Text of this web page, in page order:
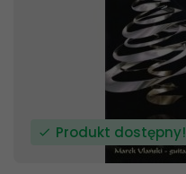
Produkt dostępny!